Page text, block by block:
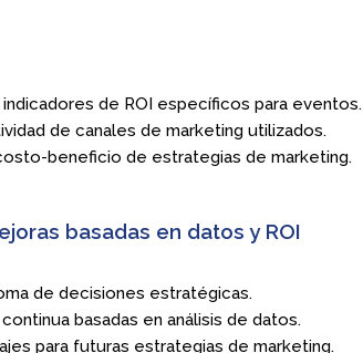
de ROI específicos para eventos.
de canales de marketing utilizados.
beneficio de estrategias de marketing.
basadas en datos y ROI
de decisiones estratégicas.
basadas en análisis de datos.
para futuras estrategias de marketing.